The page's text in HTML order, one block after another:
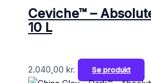
Ceviche™ –
10 L
2.040,00 kr. Se produkt